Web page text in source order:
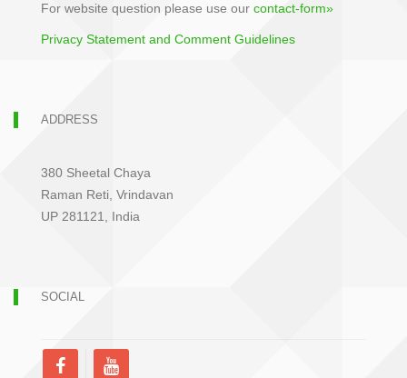
For website question please use our contact-form»
Privacy Statement and Comment Guidelines
ADDRESS
380 Sheetal Chaya
Raman Reti, Vrindavan
UP 281121, India
SOCIAL